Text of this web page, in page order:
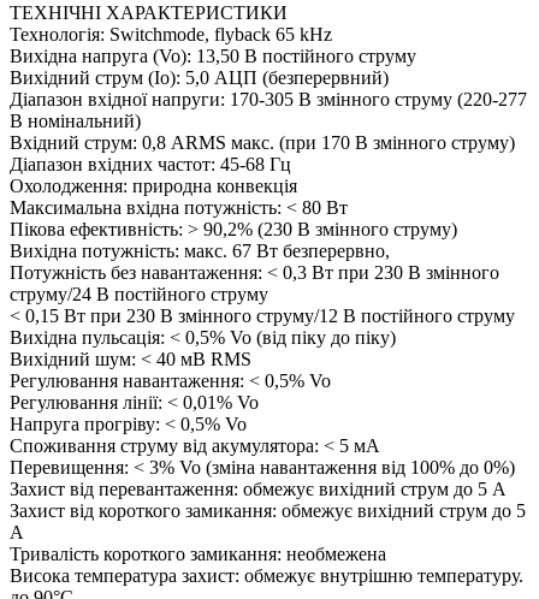
ТЕХНІЧНІ ХАРАКТЕРИСТИКИ
Технологія: Switchmode, flyback 65 kHz
Вихідна напруга (Vo): 13,50 В постійного струму
Вихідний струм (Io): 5,0 АЦП (безперервний)
Діапазон вхідної напруги: 170-305 В змінного струму (220-277
В номінальний)
Вхідний струм: 0,8 ARMS макс. (при 170 В змінного струму)
Діапазон вхідних частот: 45-68 Гц
Охолодження: природна конвекція
Максимальна вхідна потужність: < 80 Вт
Пікова ефективність: > 90,2% (230 В змінного струму)
Вихідна потужність: макс. 67 Вт безперервно,
Потужність без навантаження: < 0,3 Вт при 230 В змінного
струму/24 В постійного струму
< 0,15 Вт при 230 В змінного струму/12 В постійного струму
Вихідна пульсація: < 0,5% Vo (від піку до піку)
Вихідний шум: < 40 мВ RMS
Регулювання навантаження: < 0,5% Vo
Регулювання лінії: < 0,01% Vo
Напруга прогріву: < 0,5% Vo
Споживання струму від акумулятора: < 5 мА
Перевищення: < 3% Vo (зміна навантаження від 100% до 0%)
Захист від перевантаження: обмежує вихідний струм до 5 А
Захист від короткого замикання: обмежує вихідний струм до 5
А
Тривалість короткого замикання: необмежена
Висока температура захист: обмежує внутрішню температуру.